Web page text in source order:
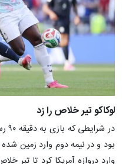
لوکاکو تیر خلاص را زد
در
بود و در نیمه دوم وارد زمین